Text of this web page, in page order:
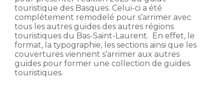
touristique des Basques. Celui-ci a été
complétement remodelé pour s’arrimer avec
tous les autres guides des autres régions
touristiques du Bas-Saint-Laurent. En effet, le
format, la typographie, les sections ainsi que les
couvertures viennent s’arrimer aux autres
guides pour former une collection de guides
touristiques.